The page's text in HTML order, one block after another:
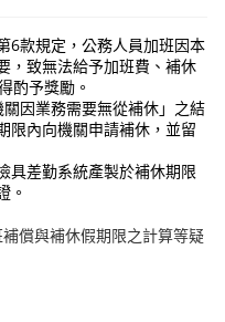
6款規定，公務人員加班因本
，致無法給予加班費、補休
酌予獎勵。
因業務需要無從補休」之結
限內向機關申請補休，並留
具差勤系統產製於補休期限
。
償與補休假期限之計算等疑